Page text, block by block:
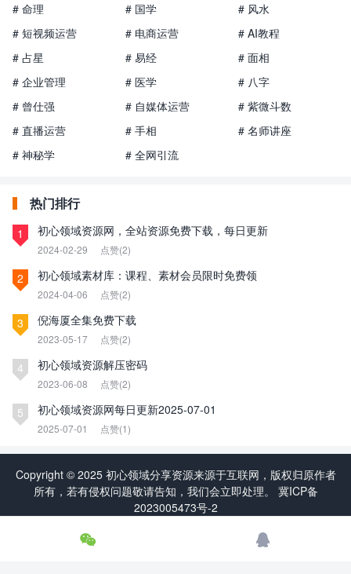
 
# 命理 # 国学
# 风水
# 短视频运营
# 电商运营
# AI教程
# 占星
# 易经
# 面相
# 企业管理
# 医学
# 八字
# 曾仕强
# 自媒体运营
# 紫微斗数
# 直播运营
# 手相
# 名师讲座
# 神秘学
# 全网引流
热门排行
1 初心领域资源网，全站资源免费下载，每日更新
2024-02-29 点赞(2)
2 初心领域素材库：课程、素材会员限时免费领
2024-04-06 点赞(2)
3 倪海厦全集免费下载
2023-05-17 点赞(2)
4 初心领域资源解压密码
2023-06-08 点赞(2)
5 初心领域资源网每日更新2025-07-01
2025-07-01 点赞(1)
Copyright © 2025 初心领域分享资源来源于互联网，版权归原作者
所有，若有侵权问题敬请告知，我们会立即处理。 冀ICP备
2023005473号-2